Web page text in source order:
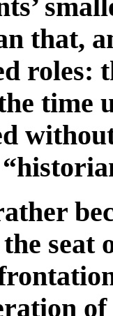
that,
roles:
time
seat